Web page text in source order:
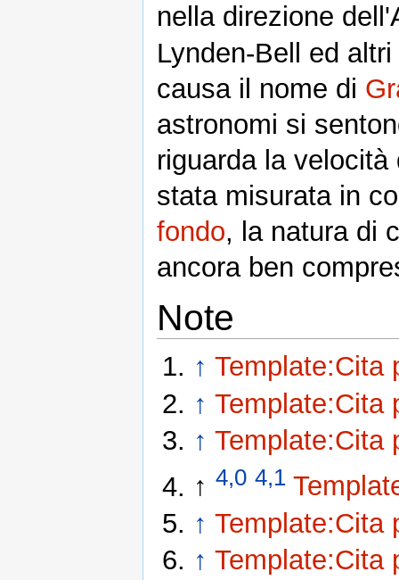
nella direzione
Lynden-Bell ed
causa il nome di
astronomi si
riguarda la
stata misurata in
fondo, la natura di
ancora ben
Note
↑ Template:Cita
↑ Template:Cita
↑ Template:Cita
↑ 4,0 4,1
↑ Template:Cita
↑ Template:Cita